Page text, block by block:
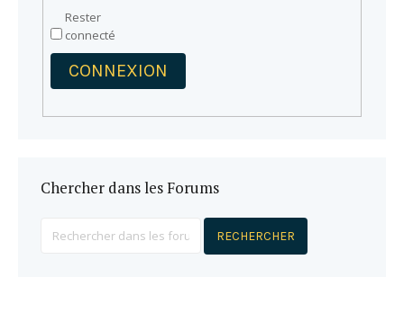
Rester
connecté
CONNEXION
Chercher dans les Forums